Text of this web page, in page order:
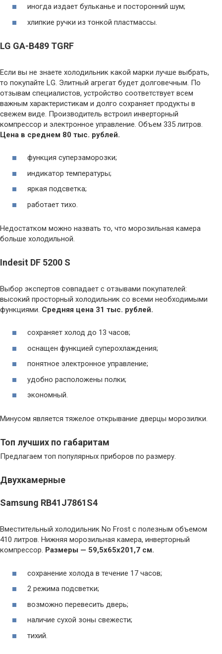
иногда издает бульканье и посторонний шум;
хлипкие ручки из тонкой пластмассы.
LG GA-B489 TGRF
Если вы не знаете холодильник какой марки лучше выбрать,
то покупайте LG. Элитный агрегат будет долговечным. По
отзывам специалистов, устройство соответствует всем
важным характеристикам и долго сохраняет продукты в
свежем виде. Производитель встроил инверторный
компрессор и электронное управление. Объем 335 литров.
Цена в среднем 80 тыс. рублей.
функция суперзаморозки;
индикатор температуры;
яркая подсветка;
работает тихо.
Недостатком можно назвать то, что морозильная камера
больше холодильной.
Indesit DF 5200 S
Выбор экспертов совпадает с отзывами покупателей:
высокий просторный холодильник со всеми необходимыми
функциями. Средняя цена 31 тыс. рублей.
сохраняет холод до 13 часов;
оснащен функцией суперохлаждения;
понятное электронное управление;
удобно расположены полки;
экономный.
Минусом является тяжелое открывание дверцы морозилки.
Топ лучших по габаритам
Предлагаем топ популярных приборов по размеру.
Двухкамерные
Samsung RB41J7861S4
Вместительный холодильник No Frost с полезным объемом
410 литров. Нижняя морозильная камера, инверторный
компрессор. Размеры — 59,5x65x201,7 см.
сохранение холода в течение 17 часов;
2 режима подсветки;
возможно перевесить дверь;
наличие сухой зоны свежести;
тихий.